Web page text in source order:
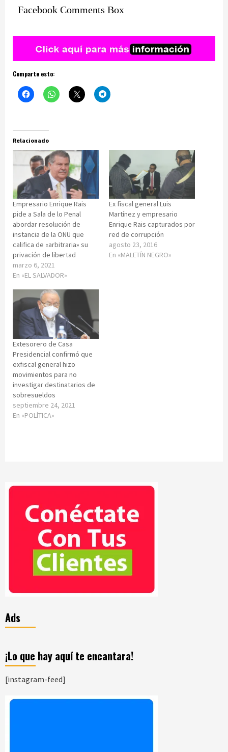
Facebook Comments Box
Comparte esto:
Relacionado
Empresario Enrique Rais
pide a Sala de lo Penal
abordar resolución de
instancia de la ONU que
califica de «arbitraria» su
privación de libertad
marzo 6, 2021
En «EL SALVADOR»
Ex fiscal general Luis
Martínez y empresario
Enrique Rais capturados por
red de corrupción
agosto 23, 2016
En «MALETÍN NEGRO»
Extesorero de Casa
Presidencial confirmó que
exfiscal general hizo
movimientos para no
investigar destinatarios de
sobresueldos
septiembre 24, 2021
En «POLÍTICA»
Ads
¡Lo que hay aquí te encantara!
[instagram-feed]